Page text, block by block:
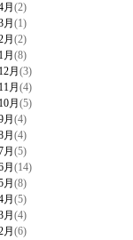
月 (2)
月 (1)
月 (2)
月 (8)
月 (3)
月 (4)
月 (5)
月 (4)
月 (4)
月 (5)
月 (14)
月 (8)
月 (5)
月 (4)
月 (6)